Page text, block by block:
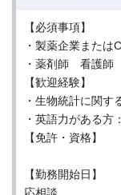
【必須事項】
・製薬企業または
・薬剤師 看護師
【歓迎経験】
・生物統計に関す
・英語力がある方
【免許・資格】
【勤務開始日】